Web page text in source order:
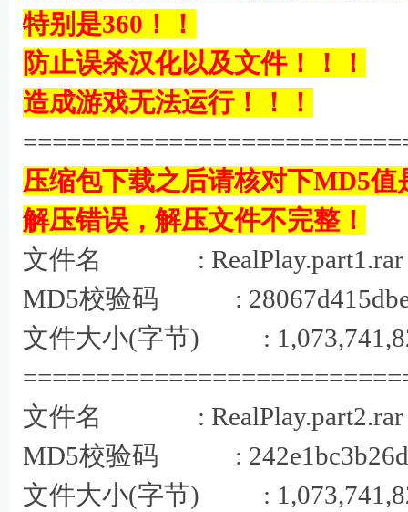
特别是360！！
防止误杀汉化以及文件！！！
造成游戏无法运行！！！
压缩包下载之后请核对下MD5
解压错误，解压文件不完整！
文件名 : RealPlay.part1.rar
MD5校验码 :
文件大小(字节) :
文件名 : RealPlay.part2.rar
MD5校验码 :
文件大小(字节) :